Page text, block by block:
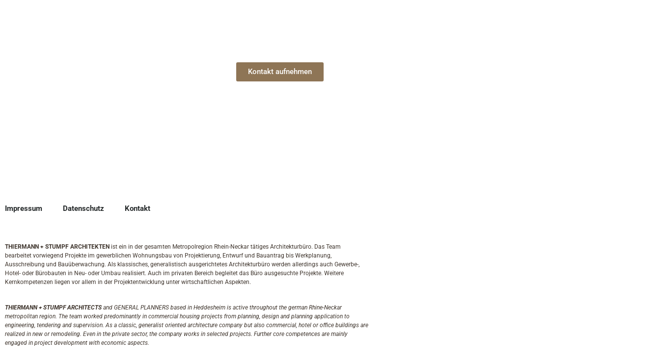
Kontakt aufnehmen
Impressum Datenschutz Kontakt
THIERMANN + STUMPF ARCHITEKTEN ist ein in der gesamten Metropolregion Rhein-Neckar tätiges Architekturbüro. Das Team
bearbeitet vorwiegend Projekte im gewerblichen Wohnungsbau von Projektierung, Entwurf und Bauantrag bis Werkplanung,
Ausschreibung und Bauüberwachung. Als klassisches, generalistisch ausgerichtetes Architekturbüro werden allerdings auch Gewerbe-,
Hotel- oder Bürobauten in Neu- oder Umbau realisiert. Auch im privaten Bereich begleitet das Büro ausgesuchte Projekte. Weitere
Kernkompetenzen liegen vor allem in der Projektentwicklung unter wirtschaftlichen Aspekten.
THIERMANN + STUMPF ARCHITECTSand GENERAL PLANNERS based in Heddesheim is active throughout the german Rhine-Neckar
metropolitan region. The team worked predominantly in commercial housing projects from planning, design and planning application to
engineering, tendering and supervision. As a classic, generalist oriented architecture company but also commercial, hotel or office buildings are
realized in new or remodeling. Even in the private sector, the company works in selected projects. Further core competences are mainly
engaged in project development with economic aspects.